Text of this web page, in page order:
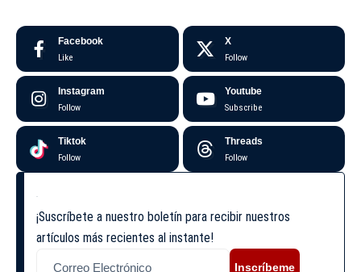
Facebook
Like
X
Follow
Instagram
Follow
Youtube
Subscribe
Tiktok
Follow
Threads
Follow
¡Suscríbete a nuestro boletín para recibir nuestros
artículos más recientes al instante!
Inscríbeme